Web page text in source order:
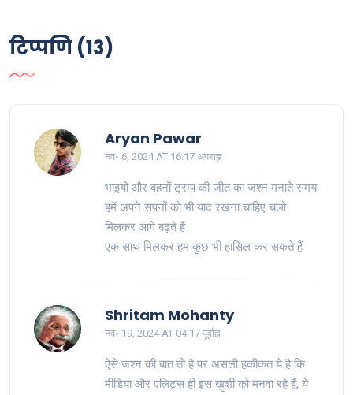
टिप्पणि (13)
Aryan Pawar
नव॰ 6, 2024 AT 16:17 अपराह्न
भाइयों और बहनों ट्रम्प की जीत का जश्न मनाते समय
हमें अपने सपनों को भी याद रखना चाहिए चलो
मिलकर आगे बढ़ते हैं
एक साथ मिलकर हम कुछ भी हासिल कर सकते हैं
Shritam Mohanty
नव॰ 19, 2024 AT 04:17 पूर्वाह्न
ऐसे जश्न की बात तो है पर असली हकीकत ये है कि
मीडिया और एलिट्स ही इस ख़ुशी को मनवा रहे हैं, ये